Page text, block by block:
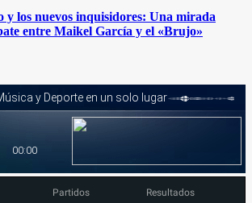
y los nuevos inquisidores: Una mirada
entre Maikel García y el «Brujo»
Partidos Resultados